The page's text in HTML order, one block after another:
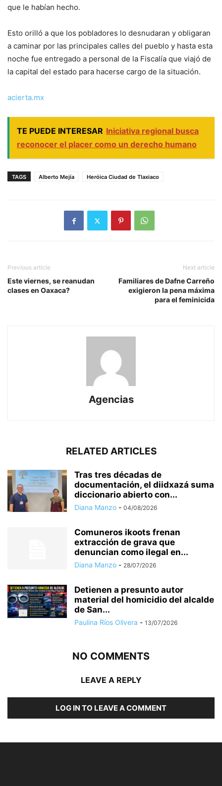
que le habían hecho.
Esto orilló a que los pobladores lo desnudaran y obligaran
a caminar por las principales calles del pueblo y hasta esta
noche fue entregado a personal de la Fiscalía que viajó de
la capital del estado para hacerse cargo de la situación.
acierta.mx
TE PUEDE INTERESAR Iniciativa regional busca
reconocer el placer como un derecho humano
TAGS Alberto Mejía Heróica Ciudad de Tlaxiaco
Previous article
Este viernes, se reanudan
clases en Oaxaca?
Next article
Familiares de Dafne Carreño
exigieron la pena máxima
para el feminicida
Agencias
RELATED ARTICLES
Tras tres décadas de
documentación, el diidxazá suma
diccionario abierto con...
Diana Manzo - 04/08/2026
Comuneros ikoots frenan
extracción de grava que
denuncian como ilegal en...
Diana Manzo - 28/07/2026
Detienen a presunto autor
material del homicidio del alcalde
de San...
Paulina Ríos Olivera - 13/07/2026
NO COMMENTS
LEAVE A REPLY
LOG IN TO LEAVE A COMMENT